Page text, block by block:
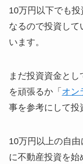
10万円以下でも
なるので投資して
います。
まだ投資資金と
を頑張るか「 オン
事を参考にして投
10万円以上の自
に不動産投資を始